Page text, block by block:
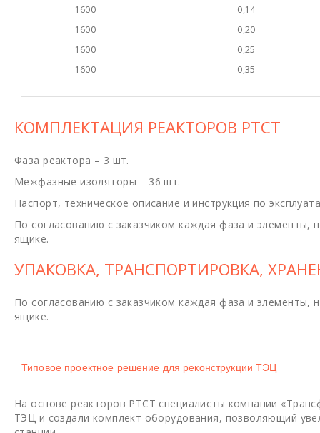
1600
1600
1600
1600
0,14
0,20
0,25
0,35
КОМПЛЕКТАЦИЯ РЕАКТОРОВ РТСТ
Фаза реактора – 3 шт.
Межфазные изоляторы – 36 шт.
Паспорт, техническое описание и инструкция по
По согласованию с заказчиком каждая фаза и
ящике.
УПАКОВКА, ТРАНСПОРТИРОВКА,
По согласованию с заказчиком каждая фаза и
ящике.
Типовое проектное решение для реконструкции ТЭЦ
На основе реакторов РТСТ специалисты компании
ТЭЦ и создали комплект оборудования, позволяющий